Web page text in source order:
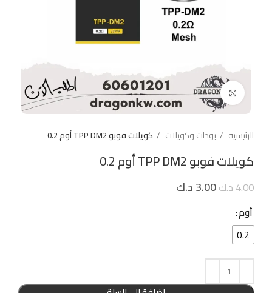
Click to enlarge
الرئيسية بودات وكويلات كويلات فوبو TPP DM2 أوم 0.2
كويلات فوبو TPP DM2 أوم 0.2
4.00د.ك3.00د.ك
أوم
0.2